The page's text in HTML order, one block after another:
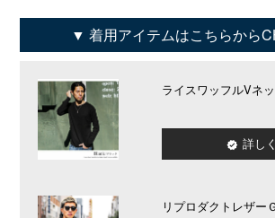
着用アイテムはこちらから
ライスワッフルVネ
詳し
リプロダクトレザー